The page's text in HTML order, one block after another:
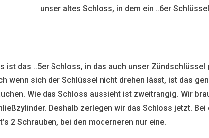
unser altes Schloss, in dem ein ..6er
ist das ..5er Schloss, in das auch unser Zündschlüssel
wenn sich der Schlüssel nicht drehen lässt, ist das
Wie das Schloss aussieht ist zweitrangig. Wir
Deshalb zerlegen wir das Schloss jetzt. Bei
2 Schrauben, bei den moderneren nur eine.